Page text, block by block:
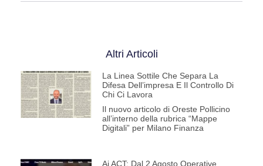
Altri Articoli
La Linea Sottile Che Separa La
Difesa Dell’impresa E Il Controllo Di
Chi Ci Lavora
Il nuovo articolo di Oreste Pollicino
all’interno della rubrica “Mappe
Digitali” per Milano Finanza
Ai ACT: Dal 2 Agosto Operative